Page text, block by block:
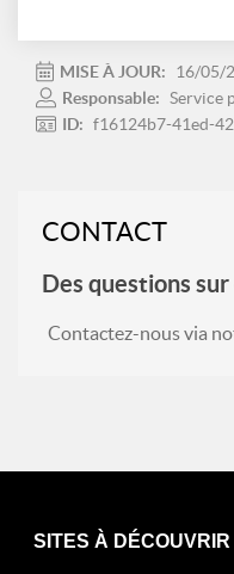
MISE À JOUR:
16/05/
Responsable: Service
ID: f16124b7-41ed-
CONTACT
Des questions sur
Contactez-nous via
SITES À DÉCOUVRIR